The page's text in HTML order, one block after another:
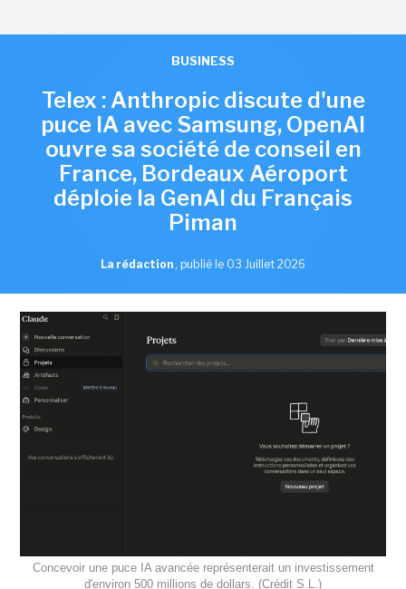
BUSINESS
Telex : Anthropic discute d'une
puce IA avec Samsung, OpenAI
ouvre sa société de conseil en
France, Bordeaux Aéroport
déploie la GenAI du Français
Piman
La rédaction , publié le 03 Juillet 2026
Concevoir une puce IA avancée représenterait un investissement
d'environ 500 millions de dollars. (Crédit S.L.)